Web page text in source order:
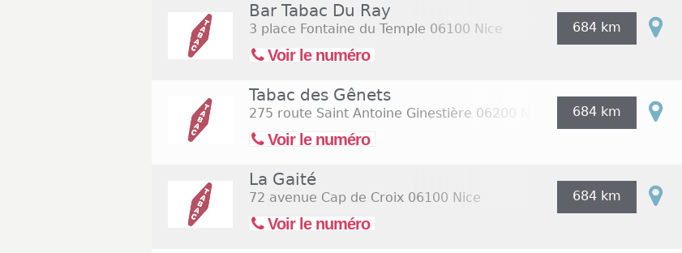
Bar Tabac Du Ray
3 place Fontaine du Temple 06100 Nice
Voir le numéro
684 km
Tabac des Gênets
275 route Saint Antoine Ginestière 06200 Nice
Voir le numéro
684 km
La Gaité
72 avenue Cap de Croix 06100 Nice
Voir le numéro
684 km